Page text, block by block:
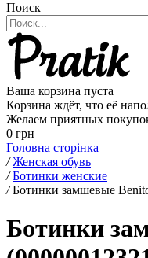
Поиск
Ваша корзина пуста
Корзина ждёт, что её
Желаем приятных
0 грн
Головна сторінка
/ Женская обувь
/ Ботинки женские
/ Ботинки замшевые
Ботинки